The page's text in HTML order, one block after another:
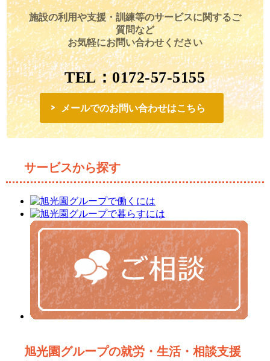
施設の利用や支援・訓練等のサービスに関するご
質問など
お気軽にお問い合わせください
TEL：0172-57-5155
メールでのお問い合わせはこちら
サービスから探す
旭光園グループの就労・生活・相談支援